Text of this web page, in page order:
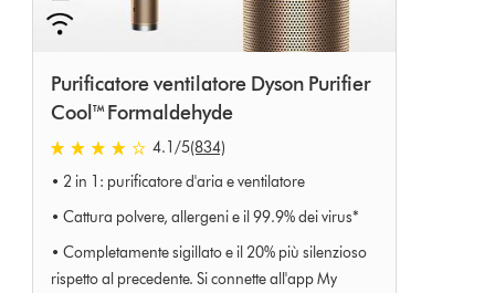
Purificatore ventilatore Dyson Purifier
Cool™ Formaldehyde
4.1
stelle
da
834
4.1 /5(834)
• 2 in 1: purificatore d'aria e ventilatore
• Cattura polvere, allergeni e il 99.9% dei virus*
• Completamente sigillato e il 20% più silenzioso
rispetto al precedente. Si connette all'app My